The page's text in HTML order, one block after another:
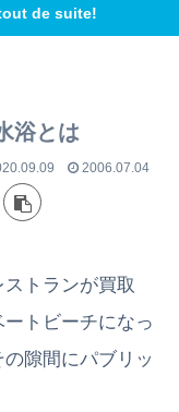
de suite!
浴とは
2006.07.04
トランが買取
トビーチになっ
隙間にパブリッ